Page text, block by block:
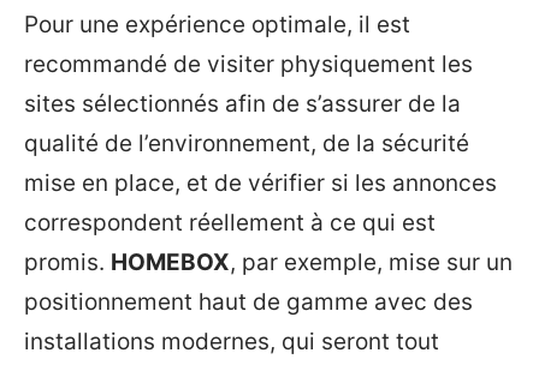
Pour une expérience optimale, il est
recommandé de visiter physiquement les
sites sélectionnés afin de s’assurer de la
qualité de l’environnement, de la sécurité
mise en place, et de vérifier si les annonces
correspondent réellement à ce qui est
promis. HOMEBOX, par exemple, mise sur un
positionnement haut de gamme avec des
installations modernes, qui seront tout